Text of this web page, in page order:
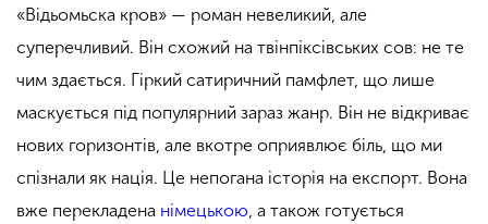
«Відьомьска кров» — роман невеликий, але
суперечливий. Він схожий на твінпіксівських сов: не те
чим здається. Гіркий сатиричний памфлет, що лише
маскується під популярний зараз жанр. Він не відкриває
нових горизонтів, але вкотре оприявлює біль, що ми
спізнали як нація. Це непогана історія на експорт. Вона
вже перекладена німецькою , а також готується